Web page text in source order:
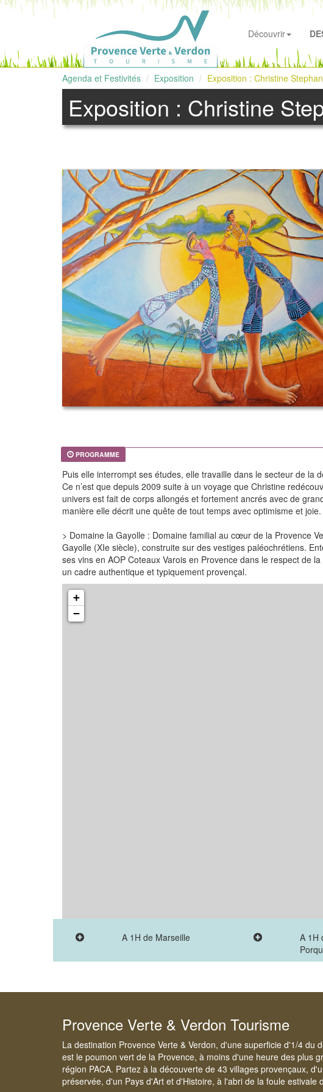
Découvrir
Agenda et Festivités Exposition Exposition : Christine
Exposition : Christine
PROGRAMME
Puis elle interrompt ses études, elle travaille dans le secteur de
Ce n’est que depuis 2009 suite à un voyage que Christine
univers est fait de corps allongés et fortement ancrés avec de
manière elle décrit une quête de tout temps avec optimisme et joie.
> Domaine la Gayolle : Domaine familial au cœur de la Provence
Gayolle (XIe siècle), construite sur des vestiges paléochrétiens.
ses vins en AOP Coteaux Varois en Provence dans le respect de
un cadre authentique et typiquement provençal.
+
−
A 1H de Marseille
A 1H
Provence Verte & Verdon Tourisme
La destination Provence Verte & Verdon, d'une superficie d'1/4 du
est le poumon vert de la Provence, à moins d'une heure des plus
région PACA. Partez à la découverte de 43 villages provençaux,
préservée, d'un Pays d'Art et d'Histoire, à l'abri de la foule estivale